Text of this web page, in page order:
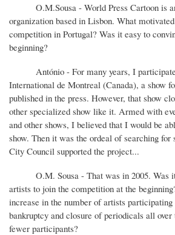
O.M.Sousa - World Press Cartoon is an
organization based in Lisbon. What
competition in Portugal? Was it easy to
beginning?
António - For many years, I
International de Montreal (Canada), a show
published in the press. However, that show
other specialized show like it. Armed with
and other shows, I believed that I would be
show. Then it was the ordeal of searching for
City Council supported the project...
O.M. Sousa - That was in 2005. Was it
artists to join the competition at the
increase in the number of artists participating
bankruptcy and closure of periodicals all
fewer participants?